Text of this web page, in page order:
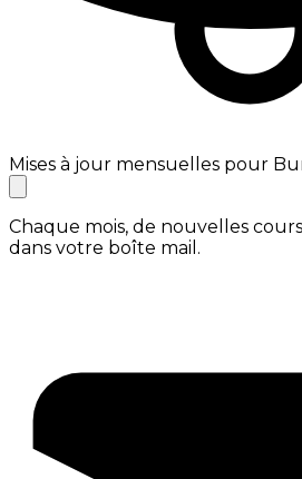
Mises à jour mensuelles pour
Chaque mois, de nouvelles
dans votre boîte mail.